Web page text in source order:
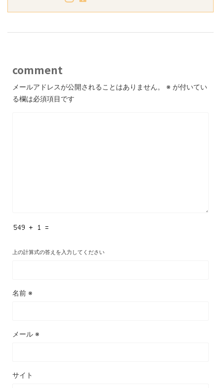
comment
メールアドレスが公開されることはありません。 ※ が付いてい
る欄は必須項目です
上の計算式の答えを入力してください
名前 ※
メール ※
サイト